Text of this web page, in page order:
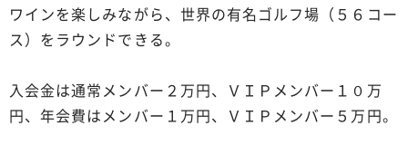
ワインを楽しみながら、世界の有名ゴルフ場（５６コー
ス）をラウンドできる。
入会金は通常メンバー２万円、ＶＩＰメンバー１０万
円、年会費はメンバー１万円、ＶＩＰメンバー５万円。